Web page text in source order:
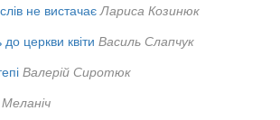
не вистачає Лариса Козинюк
до церкви квіти Василь Слапчук
Валерій Сиротюк
Меланіч